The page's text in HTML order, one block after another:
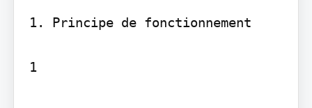
1. Principe de fonctionnement
1